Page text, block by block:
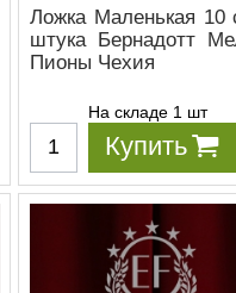
Ложка Маленькая 10
штука Бернадотт
Пионы Чехия
На складе 1 шт
Купить